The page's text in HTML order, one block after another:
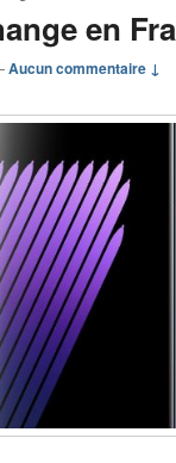
en
Aucun commentaire ↓